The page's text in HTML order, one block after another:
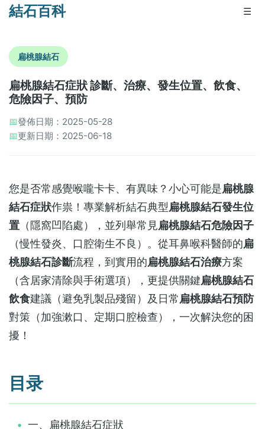
結石百科 ☰
扁桃腺結石
扁桃腺結石症狀 診斷、治療、發生位置、飲食、
危險因子、預防
📅發佈日期：2025-05-28
📅更新日期：2025-06-18
您是否常感覺喉嚨卡卡、有異味？小心可能是‌扁桃腺
結石症狀‌作祟！專業解析結石典型‌扁桃腺結石發生位
置 ‌（隱窩凹陷處），並列舉常見‌扁桃腺結石危險因子
（慢性發炎、口腔衛生不良）。從耳鼻喉科醫師的‌扁
桃腺結石診斷‌流程，到實用的‌扁桃腺結石治療‌方案
（含居家清除與手術選項），更提供關鍵‌扁桃腺結石
飲食‌建議（避免乳製品殘留）及日常‌扁桃腺結石預防
對策（加強漱口、定期口腔檢查），一次解決您的困
擾！
目录
一、扁桃腺結石症狀